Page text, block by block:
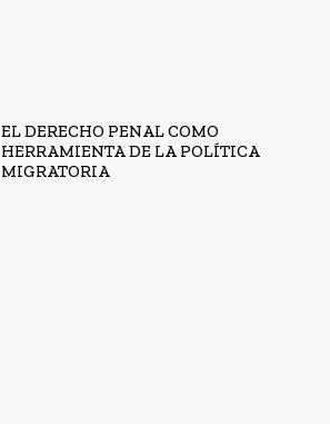
EL DERECHO PENAL COMO
HERRAMIENTA DE LA POLÍTICA
MIGRATORIA